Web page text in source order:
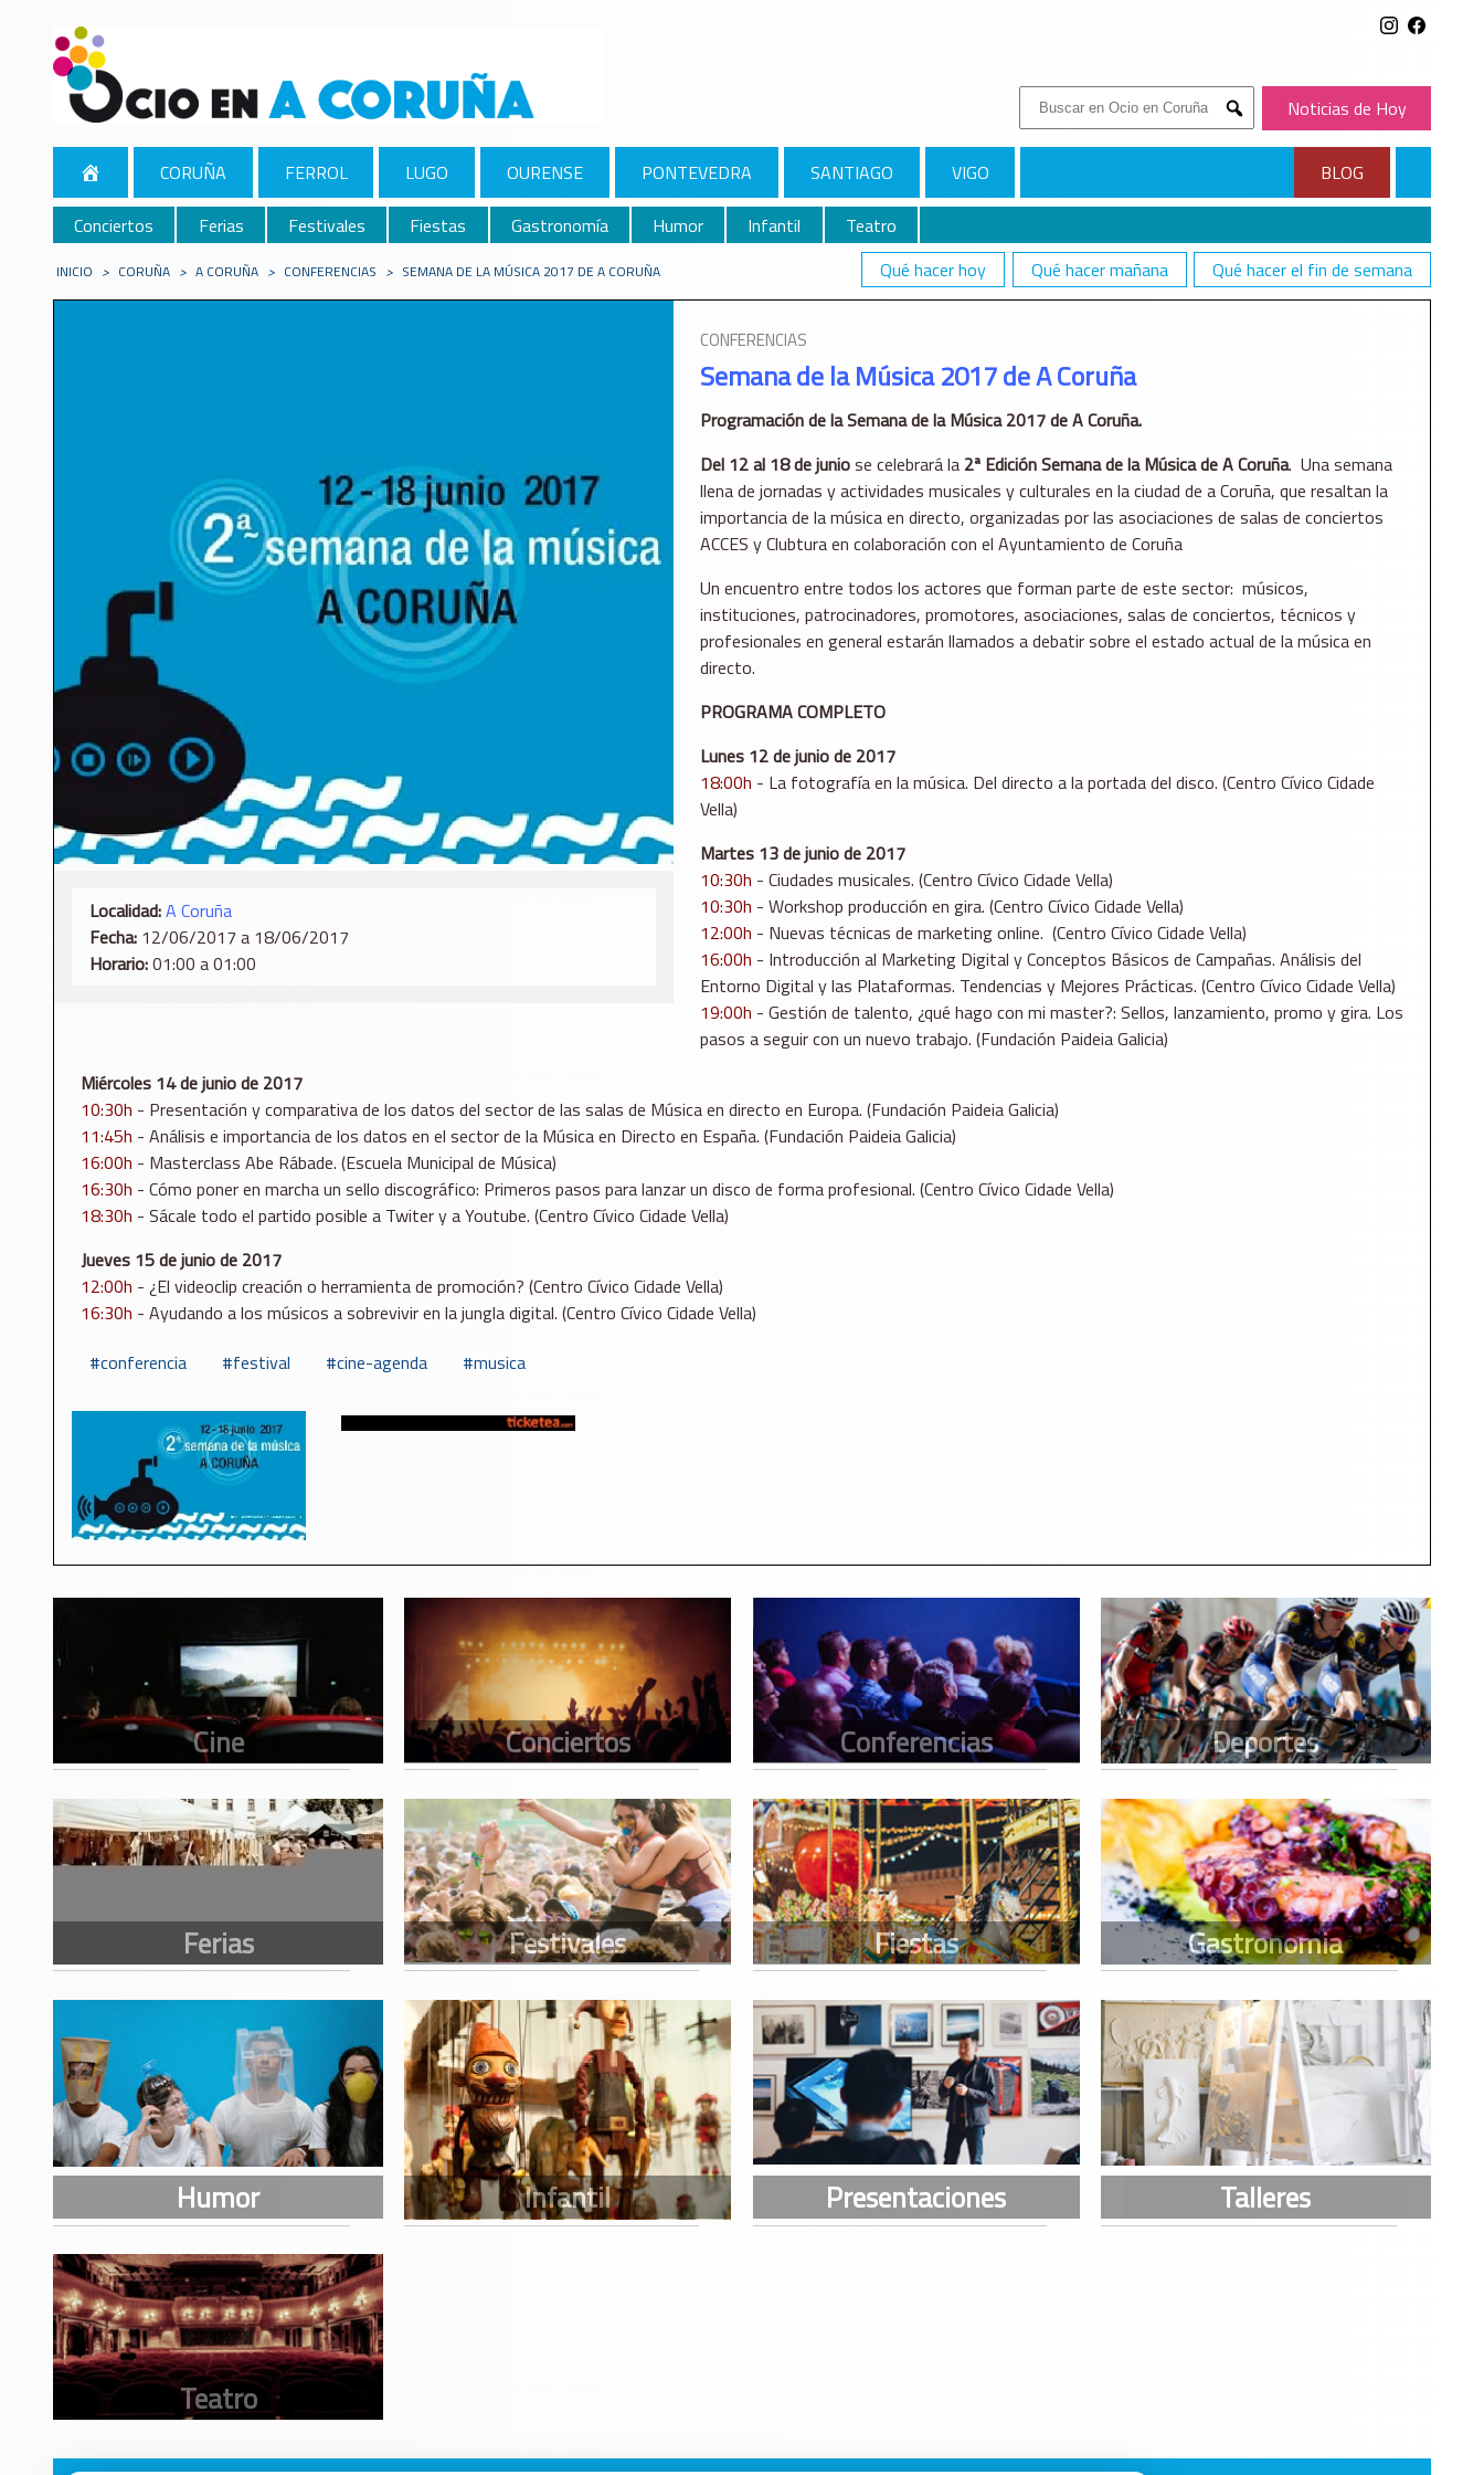
Buscar:
Submit
Noticias de Hoy
CORUÑA FERROL LUGO OURENSE PONTEVEDRA SANTIAGO VIGO
BLOG
Conciertos
Ferias Festivales Fiestas Gastronomía Humor Infantil
Teatro
Qué hacer hoy
Qué hacer mañana Qué hacer el fin de semana
INICIO > CORUÑA > A CORUÑA > CONFERENCIAS > SEMANA DE LA MÚSICA 2017 DE A CORUÑA
Localidad:A Coruña
Fecha: 12/06/2017 a 18/06/2017
Horario:01:00 a 01:00
CONFERENCIAS
Semana de la Música 2017 de A Coruña
Programación de la Semana de la Música 2017 de A Coruña.
Del 12 al 18 de juniose celebrará la 2ª Edición Semana de la Música de A Coruña. Una semana
llena de jornadas y actividades musicales y culturales en la ciudad de a Coruña, que resaltan la
importancia de la música en directo, organizadas por las asociaciones de salas de conciertos
ACCES y Clubtura en colaboración con el Ayuntamiento de Coruña
Un encuentro entre todos los actores que forman parte de este sector: músicos,
instituciones, patrocinadores, promotores, asociaciones, salas de conciertos, técnicos y
profesionales en general estarán llamados a debatir sobre el estado actual de la música en
directo.
PROGRAMA COMPLETO
Lunes 12 de junio de 2017
18:00h - La fotografía en la música. Del directo a la portada del disco. (Centro Cívico Cidade
Vella)
Martes 13 de junio de 2017
10:30h - Ciudades musicales. (Centro Cívico Cidade Vella)
10:30h - Workshop producción en gira. (Centro Cívico Cidade Vella)
12:00h - Nuevas técnicas de marketing online. (Centro Cívico Cidade Vella)
16:00h - Introducción al Marketing Digital y Conceptos Básicos de Campañas. Análisis del
Entorno Digital y las Plataformas. Tendencias y Mejores Prácticas. (Centro Cívico Cidade Vella)
19:00h - Gestión de talento, ¿qué hago con mi master?: Sellos, lanzamiento, promo y gira. Los
pasos a seguir con un nuevo trabajo. (Fundación Paideia Galicia)
Miércoles 14 de junio de 2017
10:30h - Presentación y comparativa de los datos del sector de las salas de Música en directo en Europa. (Fundación Paideia Galicia)
11:45h - Análisis e importancia de los datos en el sector de la Música en Directo en España. (Fundación Paideia Galicia)
16:00h - Masterclass Abe Rábade. (Escuela Municipal de Música)
16:30h - Cómo poner en marcha un sello discográfico: Primeros pasos para lanzar un disco de forma profesional. (Centro Cívico Cidade Vella)
18:30h - Sácale todo el partido posible a Twiter y a Youtube. (Centro Cívico Cidade Vella)
Jueves 15 de junio de 2017
12:00h - ¿El videoclip creación o herramienta de promoción? (Centro Cívico Cidade Vella)
16:30h - Ayudando a los músicos a sobrevivir en la jungla digital. (Centro Cívico Cidade Vella)
conferencia
festival cine-agenda musica